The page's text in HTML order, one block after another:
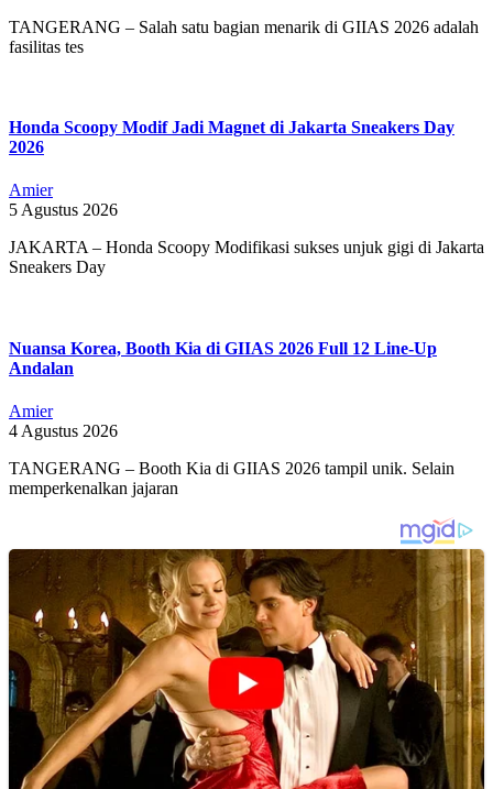
TANGERANG – Salah satu bagian menarik di GIIAS 2026 adalah
fasilitas tes
Honda Scoopy Modif Jadi Magnet di Jakarta Sneakers Day
2026
Amier
5 Agustus 2026
JAKARTA – Honda Scoopy Modifikasi sukses unjuk gigi di Jakarta
Sneakers Day
Nuansa Korea, Booth Kia di GIIAS 2026 Full 12 Line-Up
Andalan
Amier
4 Agustus 2026
TANGERANG – Booth Kia di GIIAS 2026 tampil unik. Selain
memperkenalkan jajaran